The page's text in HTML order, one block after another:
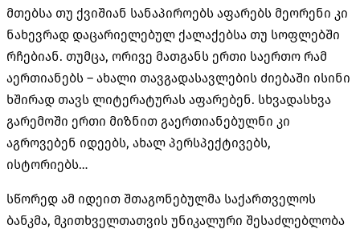
მთებსა თუ ქვიშიან სანაპიროებს აფარებს მეორენი კი
ნახევრად დაცარიელებულ ქალაქებსა თუ სოფლებში
რჩებიან. თუმცა, ორივე მათგანს ერთი საერთო რამ
აერთიანებს – ახალი თავგადასავლების ძიებაში ისინი
ხშირად თავს ლიტერატურას აფარებენ. სხვადასხვა
გარემოში ერთი მიზნით გაერთიანებულნი კი
აგროვებენ იდეებს, ახალ პერსპექტივებს,
ისტორიებს…
სწორედ ამ იდეით შთაგონებულმა საქართველოს
ბანკმა, მკითხველთათვის უნიკალური შესაძლებლობა